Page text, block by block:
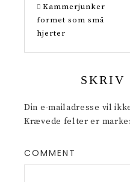
Kammerjunker
formet som små
hjerter
SKRIV
Din e-mailadresse vil
Krævede felter er
COMMENT